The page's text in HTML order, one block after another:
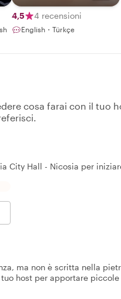
4,5 4 recensioni
English・Türkçe
cosa farai con il tuo
City Hall - Nicosia per
ma non è scritta nella
host per apportare